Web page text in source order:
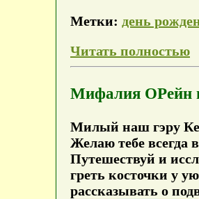
Метки: день
Читать полностью
Мифалия ОРейн
Милый наш гэру
Желаю тебе всегда
Путешествуй и
греть косточки у
рассказывать о